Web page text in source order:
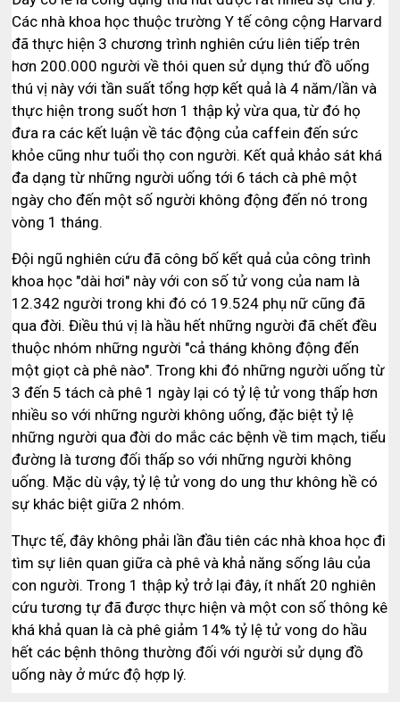
Các nhà khoa học thuộc trường Y tế công cộng Harvard
đã thực hiện 3 chương trình nghiên cứu liên tiếp trên
hơn 200.000 người về thói quen sử dụng thứ đồ uống
thú vị này với tần suất tổng hợp kết quả là 4 năm/lần và
thực hiện trong suốt hơn 1 thập kỷ vừa qua, từ đó họ
đưa ra các kết luận về tác động của caffein đến sức
khỏe cũng như tuổi thọ con người. Kết quả khảo sát khá
đa dạng từ những người uống tới 6 tách cà phê một
ngày cho đến một số người không động đến nó trong
vòng 1 tháng.
Đội ngũ nghiên cứu đã công bố kết quả của công trình
khoa học "dài hơi" này với con số tử vong của nam là
12.342 người trong khi đó có 19.524 phụ nữ cũng đã
qua đời. Điều thú vị là hầu hết những người đã chết đều
thuộc nhóm những người "cả tháng không động đến
một giọt cà phê nào". Trong khi đó những người uống từ
3 đến 5 tách cà phê 1 ngày lại có tỷ lệ tử vong thấp hơn
nhiều so với những người không uống, đặc biệt tỷ lệ
những người qua đời do mắc các bệnh về tim mạch, tiểu
đường là tương đối thấp so với những người không
uống. Mặc dù vậy, tỷ lệ tử vong do ung thư không hề có
sự khác biệt giữa 2 nhóm.
Thực tế, đây không phải lần đầu tiên các nhà khoa học đi
tìm sự liên quan giữa cà phê và khả năng sống lâu của
con người. Trong 1 thập kỷ trở lại đây, ít nhất 20 nghiên
cứu tương tự đã được thực hiện và một con số thông kê
khá khả quan là cà phê giảm 14% tỷ lệ tử vong do hầu
hết các bệnh thông thường đối với người sử dụng đồ
uống này ở mức độ hợp lý.